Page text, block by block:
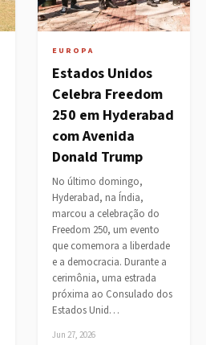
EUROPA
Estados Unidos
Celebra Freedom
250 em Hyderabad
com Avenida
Donald Trump
No último domingo,
Hyderabad, na Índia,
marcou a celebração do
Freedom 250, um evento
que comemora a liberdade
e a democracia. Durante a
cerimônia, uma estrada
próxima ao Consulado dos
Estados Unid…
Jun 27, 2026